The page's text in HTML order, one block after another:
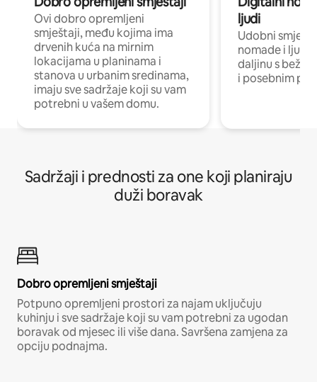
Ovi dobro opremljeni
smještaji, među kojima ima
drvenih kuća na mirnim
lokacijama u planinama i
stanova u urbanim sredinama,
imaju sve sadržaje koji su vam
potrebni u vašem domu.
ljudi
Udobni
nomade i ljude
daljinu s
i posebnim
Sadržaji i prednosti za one koji planiraju
duži boravak
Dobro opremljeni smještaji
Potpuno opremljeni prostori za najam uključuju
kuhinju i sve sadržaje koji su vam potrebni za ugodan
boravak od mjesec ili više dana. Savršena zamjena za
opciju podnajma.